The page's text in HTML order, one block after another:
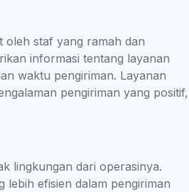
oleh staf yang ramah dan
informasi tentang layanan
waktu pengiriman. Layanan
pengiriman yang positif,
lingkungan dari operasinya.
lebih efisien dalam pengiriman